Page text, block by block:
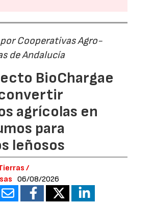
Cooperativas Agro-
de Andalucía
BioChargae
agrícolas en
para
leñosos
/
06/08/2026